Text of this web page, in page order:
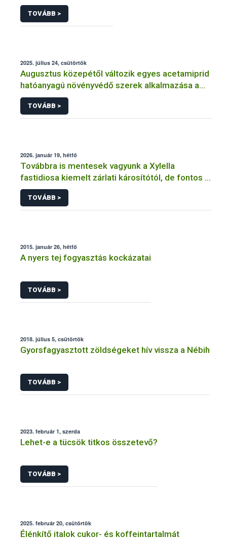
TOVÁBB >
2025. július 24, csütörtök
Augusztus közepétől változik egyes acetamiprid
hatóanyagú növényvédő szerek alkalmazása a
határérték csökkentése miatt
TOVÁBB >
2026. január 19, hétfő
Továbbra is mentesek vagyunk a Xylella
fastidiosa kiemelt zárlati károsítótól, de fontos a
megelőzés
TOVÁBB >
2015. január 26, hétfő
A nyers tej fogyasztás kockázatai
TOVÁBB >
2018. július 5, csütörtök
Gyorsfagyasztott zöldségeket hív vissza a Nébih
TOVÁBB >
2023. február 1, szerda
Lehet-e a tücsök titkos összetevő?
TOVÁBB >
2025. február 20, csütörtök
Élénkítő italok cukor- és koffeintartalmát